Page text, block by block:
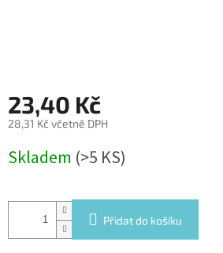
23,40 Kč
28,31 Kč včetně DPH
cena:
Skladem (>5 KS)
Přidat do košíku